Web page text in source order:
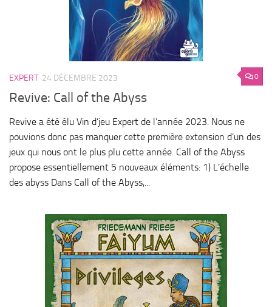
0
EXPERT 24 DÉCEMBRE 2023
Revive: Call of the Abyss
Revive a été élu Vin d’jeu Expert de l’année 2023. Nous ne
pouvions donc pas manquer cette première extension d’un des
jeux qui nous ont le plus plu cette année. Call of the Abyss
propose essentiellement 5 nouveaux éléments: 1) L’échelle
des abyss Dans Call of the Abyss,...